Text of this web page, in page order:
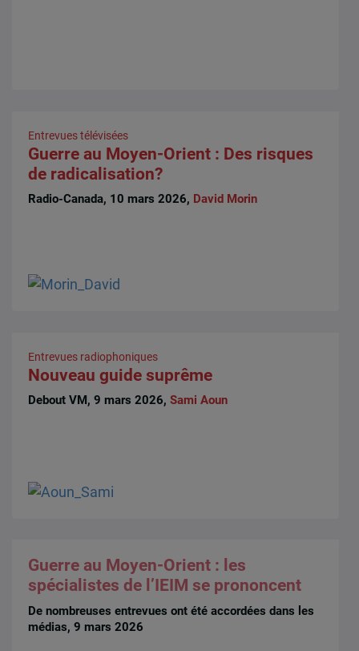
Entrevues télévisées
Guerre au Moyen-Orient : Des risques
de radicalisation?
Radio-Canada, 10 mars 2026, David Morin
Entrevues radiophoniques
Nouveau guide suprême
Debout VM, 9 mars 2026,Sami Aoun
Guerre au Moyen-Orient : les
spécialistes de l’IEIM se prononcent
De nombreuses entrevues ont été accordées dans les
médias, 9 mars 2026